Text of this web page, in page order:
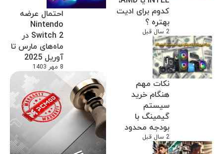
احتمال عرضه
Nintendo
Switch 2 در
ماه‌های مارس تا
آوریل 2025
8 مهر 1403
کدوم برای ادیت
بهتره ؟
2 سال قبل
نکات مهم
هنگام خرید
سیستم
گیمینگ با
بودجه محدود
2 سال قبل